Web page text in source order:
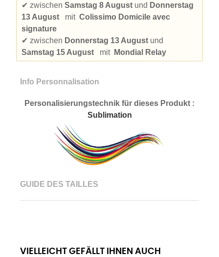
✔ zwischen Samstag 8 August und Donnerstag
13 August
mitColissimo Domicile avec
signature
✔ zwischen Donnerstag 13 August und
Samstag 15 August
mit Mondial Relay
Info Personnalisation
Personalisierungstechnik für dieses Produkt :
Sublimation
GUIDE DES TAILLES
VIELLEICHT GEFÄLLT IHNEN AUCH